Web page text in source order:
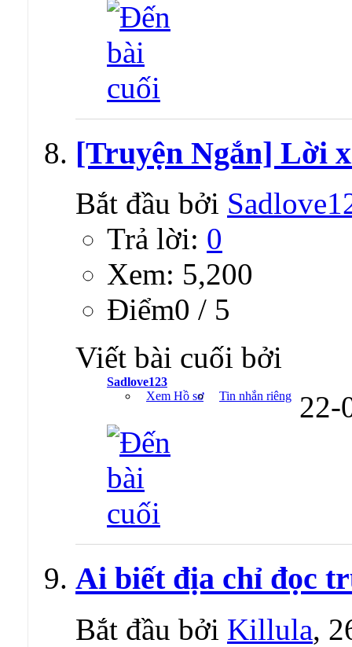
[Truyện Ngắn] Lời
Bắt đầu bởi
Trả lời: 0
Xem: 5,200
Ðiểm0 / 5
Viết bài cuối bởi
Sadlove123
Xem Hồ sơ
Tin nhắn riêng 22-
Ai biết địa chỉ đọc
Bắt đầu bởi Killula,